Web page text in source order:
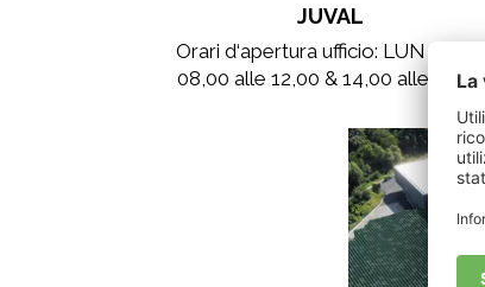
JUVAL
Orari d‘apertura ufficio: LUN - VEN
​08,00 alle 12,00 & 14,00 alle 18,00